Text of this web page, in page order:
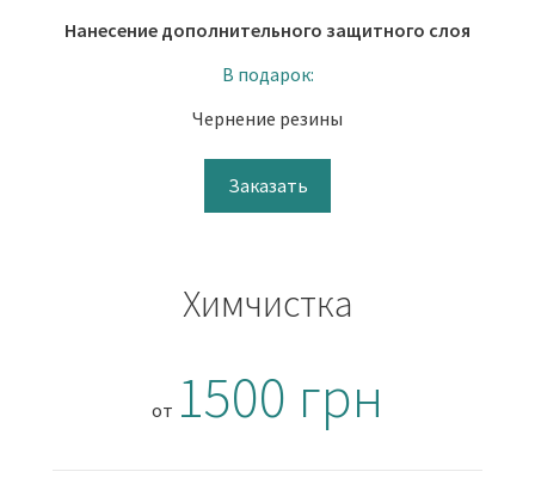
Нанесение дополнительного защитного слоя
В подарок:
Чернение резины
Заказать
Химчистка
от 1500 грн